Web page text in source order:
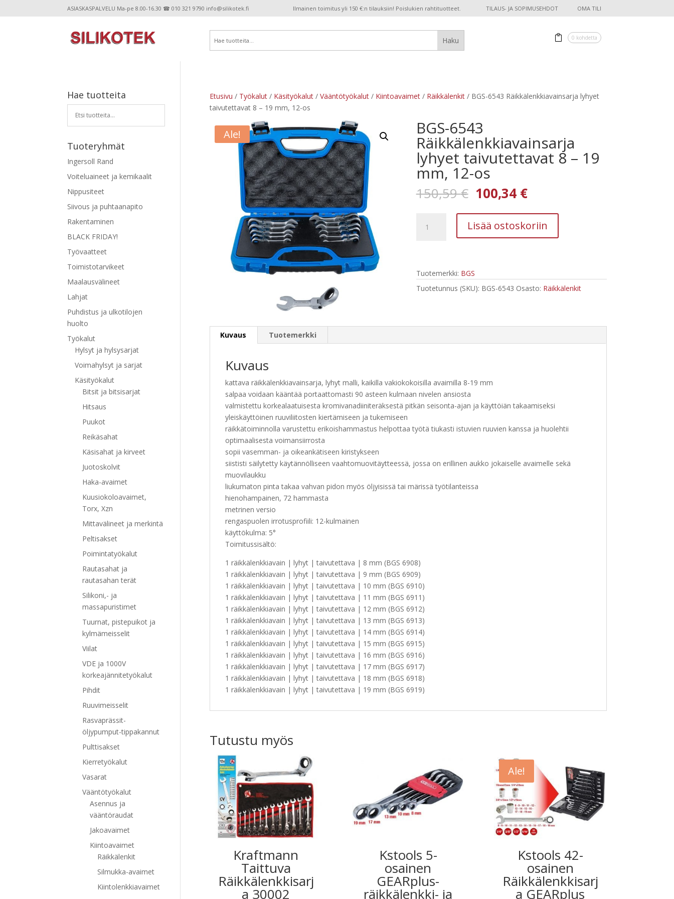
ASIASKASPALVELU Ma-pe 8.00-16.30 ☎ 010 321 9790 info@silikotek.fi Ilmainen toimitus yli 150 €:n tilauksiin! Poislukien rahtituotteet. TILAUS- JA SOPIMUSEHDOT OMA TILI
0 kohdetta
Etusivu / Työkalut/ Käsityökalut/ Vääntötyökalut/ Kiintoavaimet/ Räikkälenkit/ BGS-6543 Räikkälenkkiavainsarja lyhyet
taivutettavat 8 – 19 mm, 12-os
Ale! BGS-6543
Räikkälenkkiavainsarja
lyhyet taivutettavat 8 – 19
mm, 12-os
150,59€ Alkuperäinen
hinta
oli:
150,59 €.
100,34 €Nykyinen
hinta
on:
100,34 €.
6543
Räikkälenkkiavainsarja
8
-
määrä
Lisää ostoskoriin
Tuotemerkki: BGS
Tuotetunnus (SKU): BGS-6543 Osasto: Räikkälenkit
Kuvaus Tuotemerkki
Kuvaus
kattava räikkälenkkiavainsarja, lyhyt malli, kaikilla vakiokokoisilla avaimilla 8-19 mm
salpaa voidaan kääntää portaattomasti 90 asteen kulmaan nivelen ansiosta
valmistettu korkealaatuisesta kromivanadiiniteräksestä pitkän seisonta-ajan ja käyttöiän takaamiseksi
yleiskäyttöinen ruuviliitosten kiertämiseen ja tukemiseen
räikkätoiminnolla varustettu erikoishammastus helpottaa työtä tiukasti istuvien ruuvien kanssa ja huolehtii
optimaalisesta voimansiirrosta
sopii vasemman- ja oikeankätiseen kiristykseen
siististi säilytetty käytännölliseen vaahtomuovitäytteessä, jossa on erillinen aukko jokaiselle avaimelle sekä
muovilaukku
liukumaton pinta takaa vahvan pidon myös öljyisissä tai märissä työtilanteissa
hienohampainen, 72 hammasta
metrinen versio
rengaspuolen irrotusprofiili: 12-kulmainen
käyttökulma: 5°
Toimitussisältö:
1 räikkälenkkiavain | lyhyt | taivutettava | 8 mm (BGS 6908)
1 räikkälenkkiavain | lyhyt | taivutettava | 9 mm (BGS 6909)
1 räikkälenkkiavain | lyhyt | taivutettava | 10 mm (BGS 6910)
1 räikkälenkkiavain | lyhyt | taivutettava | 11 mm (BGS 6911)
1 räikkälenkkiavain | lyhyt | taivutettava | 12 mm (BGS 6912)
1 räikkälenkkiavain | lyhyt | taivutettava | 13 mm (BGS 6913)
1 räikkälenkkiavain | lyhyt | taivutettava | 14 mm (BGS 6914)
1 räikkälenkkiavain | lyhyt | taivutettava | 15 mm (BGS 6915)
1 räikkälenkkiavain | lyhyt | taivutettava | 16 mm (BGS 6916)
1 räikkälenkkiavain | lyhyt | taivutettava | 17 mm (BGS 6917)
1 räikkälenkkiavain | lyhyt | taivutettava | 18 mm (BGS 6918)
1 räikkälenkkiavain | lyhyt | taivutettava | 19 mm (BGS 6919)
Tutustu myös
Kraftmann
Taittuva
Räikkälenkkisarj
a 30002
Kstools 5-
osainen
GEARplus-
räikkälenkki- ja
Ale!
Kstools 42-
osainen
Räikkälenkkisarj
a GEARplus
Hae tuotteita
Tuoteryhmät
Ingersoll Rand
Voiteluaineet ja kemikaalit
Nippusiteet
Siivous ja puhtaanapito
Rakentaminen
BLACK FRIDAY!
Työvaatteet
Toimistotarvikeet
Maalausvälineet
Lahjat
Puhdistus ja ulkotilojen
huolto
Työkalut
Hylsyt ja hylsysarjat
Voimahylsyt ja sarjat
Käsityökalut
Bitsit ja bitsisarjat
Hitsaus
Puukot
Reikäsahat
Käsisahat ja kirveet
Juotoskolvit
Haka-avaimet
Kuusiokoloavaimet,
Torx, Xzn
Mittavälineet ja merkintä
Peltisakset
Poimintatyökalut
Rautasahat ja
rautasahan terät
Silikoni,- ja
massapuristimet
Tuurnat, pistepuikot ja
kylmämeisselit
Viilat
VDE ja 1000V
korkeajännitetyökalut
Pihdit
Ruuvimeisselit
Rasvaprässit-
öljypumput-tippakannut
Pulttisakset
Kierretyökalut
Vasarat
Vääntötyökalut
Asennus ja
vääntöraudat
Jakoavaimet
Kiintoavaimet
Räikkälenkit
Silmukka-avaimet
Kiintolenkkiavaimet